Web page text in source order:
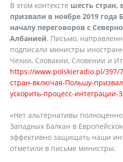
В этом контексте шесть стран,
призвали в ноябре 2019
началу переговоров с
Албанией. Письмо,
подписали министры
Чехии, Словакии, Словении и
https://www.polskieradio.pl/397/
стран-включая-Польшу-
ускорить-процесс-интеграции-
«Нет альтернативы
Западных Балкан в
эффективно защищать наши
отметили в письме министры.